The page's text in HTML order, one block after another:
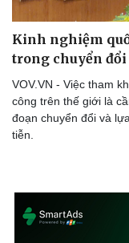
Cải chính
Kinh nghiệm
trong chuyển đổi
VOV.VN - Việc tham
công trên thế giới là
đoạn chuyển đổi và
tiễn.